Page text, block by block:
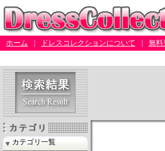
ホーム ドレスコレクションについて 無料
カテゴリ一覧